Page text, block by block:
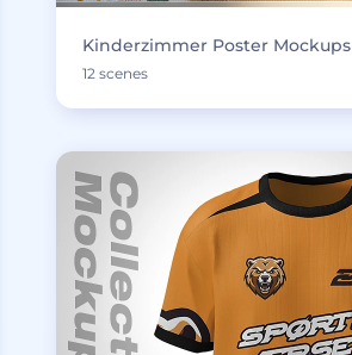
Kinderzimmer Poster Mockups
12 scenes